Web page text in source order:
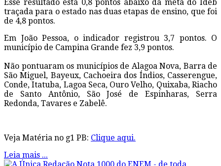
Esse resultado está 0,8 pontos abaixo da meta do Ideb
traçada para o estado nas duas etapas de ensino, que foi
de 4,8 pontos.
Em João Pessoa, o indicador registrou 3,7 pontos. O
município de Campina Grande fez 3,9 pontos.
Não pontuaram os municípios de Alagoa Nova, Barra de
São Miguel, Bayeux, Cachoeira dos Índios, Casserengue,
Conde, Itatuba, Lagoa Seca, Ouro Velho, Quixaba, Riacho
de Santo Antônio, São José de Espinharas, Serra
Redonda, Tavares e Zabelê.
Veja Matéria no g1 PB: Clique aqui.
Leia mais ...